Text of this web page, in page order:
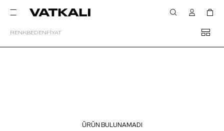
RENKBEDENFİYAT
ÜRÜN BULUNAMADI